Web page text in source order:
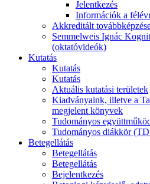
Jelentkezés
Információk a
Akkreditált
Semmelweis Ignác
(oktatóvideók)
Kutatás
Kutatás
Kutatás
Aktuális kutatási területek
Kiadványaink, illetve a
megjelent könyvek
Tudományos
Tudományos diákkör
Betegellátás
Betegellátás
Betegellátás
Bejelentkezés